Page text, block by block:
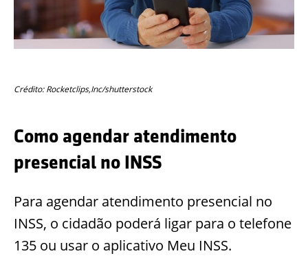
Crédito: Rocketclips,Inc/shutterstock
Como agendar atendimento
presencial no INSS
Para agendar atendimento presencial no
INSS, o cidadão poderá ligar para o telefone
135 ou usar o aplicativo Meu INSS.